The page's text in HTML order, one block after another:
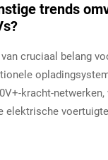
trends
van cruciaal belang
kracht-
elektrische